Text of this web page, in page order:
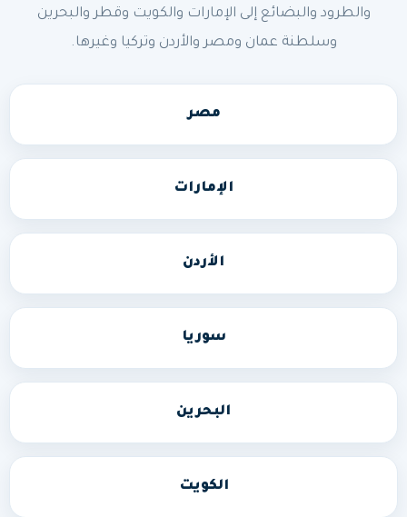
والطرود والبضائع إلى الإمارات والكويت وقطر والبحرين
وسلطنة عمان ومصر والأردن وتركيا وغيرها.
مصر
الإمارات
الأردن
سوريا
البحرين
الكويت